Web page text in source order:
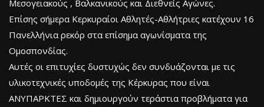
Μεσογειακούς , Βαλκανικούς και Διεθνείς Αγώνες.
Επίσης σήμερα Κερκυραίοι Αθλητές-Αθλήτριες κατέχουν 16
Πανελλήνια ρεκόρ στα επίσημα αγωνίσματα της
Ομοσπονδίας.
Αυτές οι επιτυχίες δυστυχώς δεν συνδυάζονται με τις
υλικοτεχνικές υποδομές της Κέρκυρας που είναι
ΑΝΥΠΑΡΚΤΕΣ και δημιουργούν τεράστια προβλήματα για